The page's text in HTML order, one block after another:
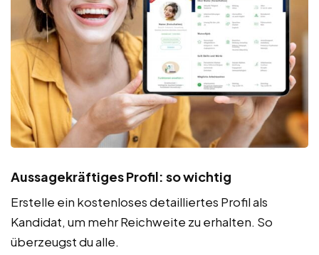
Aussagekräftiges Profil: so wichtig
Erstelle ein kostenloses detailliertes Profil als
Kandidat, um mehr Reichweite zu erhalten. So
überzeugst du alle.